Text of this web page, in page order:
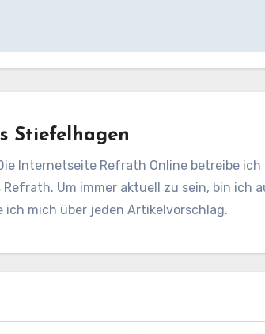
Stiefelhagen
Internetseite Refrath Online betreibe ich
Um immer aktuell zu sein, bin ich
ich mich über jeden Artikelvorschlag.